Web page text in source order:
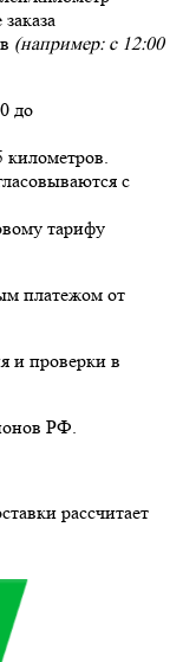
(например: с 12:00
до
километров.
с
тарифу
платежом от
и проверки в
РФ.
рассчитает